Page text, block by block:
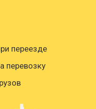
переезде
перевозку